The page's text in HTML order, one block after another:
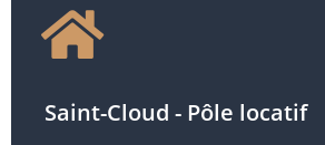
Saint-Cloud - Pôle locatif